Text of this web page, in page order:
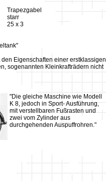
Trapezgabel
starr
25 x 3
Eigenschaften einer erstklassigen
sogenannten Kleinkrafträdern nicht
"Die gleiche Maschine wie Modell
K 8, jedoch in Sport- Ausführung,
mit verstellbaren Fußrasten und
zwei vom Zylinder aus
durchgehenden Auspuffrohren."